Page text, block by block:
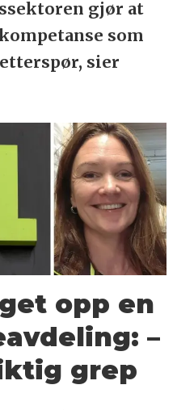
gjør at
som
sier
opp en
–
grep